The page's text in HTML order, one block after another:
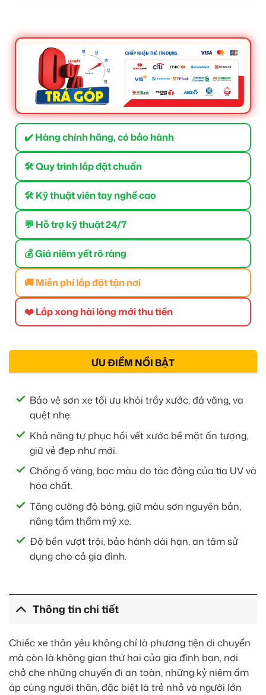
✔️ Hàng chính hãng, có bảo hành
🛠 Quy trình lắp đặt chuẩn
🛠 Kỹ thuật viên tay nghề cao
💬 Hỗ trợ kỹ thuật 24/7
💰 Giá niêm yết rõ ràng
🚚 Miễn phí lắp đặt tận nơi
❤️ Lắp xong hài lòng mới thu tiền
ƯU ĐIỂM NỔI BẬT
Bảo vệ sơn xe tối ưu khỏi trầy xước, đá văng, va
quệt nhẹ.
Khả năng tự phục hồi vết xước bề mặt ấn tượng,
giữ vẻ đẹp như mới.
Chống ố vàng, bạc màu do tác động của tia UV và
hóa chất.
Tăng cường độ bóng, giữ màu sơn nguyên bản,
nâng tầm thẩm mỹ xe.
Độ bền vượt trội, bảo hành dài hạn, an tâm sử
dụng cho cả gia đình.
Thông tin chi tiết
Chiếc xe thân yêu không chỉ là phương tiện di chuyển
mà còn là không gian thứ hai của gia đình bạn, nơi
chở che những chuyến đi an toàn, những kỷ niệm ấm
áp cùng người thân, đặc biệt là trẻ nhỏ và người lớn